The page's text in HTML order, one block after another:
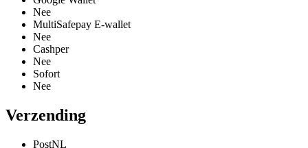
Nee
MultiSafepay E-wallet
Nee
Cashper
Nee
Sofort
Nee
Verzending
PostNL